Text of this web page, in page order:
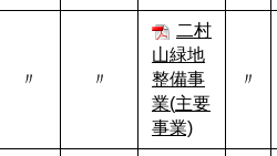
〃 〃
二村
山緑地
整備事
業(主要
事業)
〃